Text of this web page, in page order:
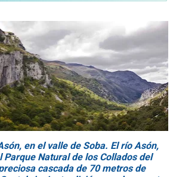
en el valle de Soba. El río Asón,
Natural de los Collados del
cascada de 70 metros de